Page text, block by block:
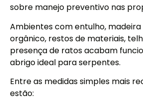
sobre manejo preventivo nas
Ambientes com entulho, madeira
orgânico, restos de materiais,
presença de ratos acabam
abrigo ideal para serpentes.
Entre as medidas simples mais
estão: